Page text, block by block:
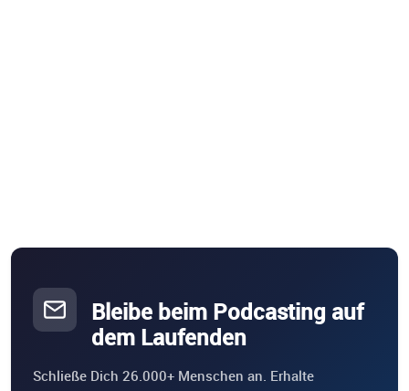
Bleibe beim Podcasting auf
dem Laufenden
Schließe Dich 26.000+ Menschen an. Erhalte